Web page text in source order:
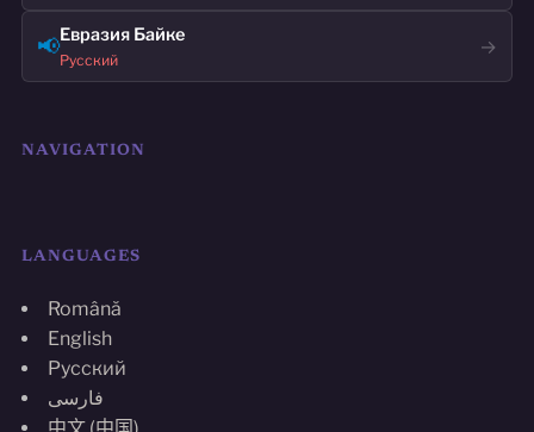
📢Евразия Байке
Русский
→
NAVIGATION
LANGUAGES
Română
English
Русский
فارسی